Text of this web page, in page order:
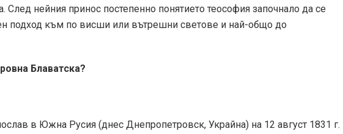
След нейния принос постепенно понятието теософия започнало да се
подход към по висши или вътрешни светове и най-общо до
Блаватска?
в Южна Русия (днес Днепропетровск, Украйна) на 12 август 1831 г.